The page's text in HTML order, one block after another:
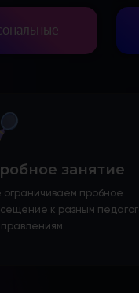
занятие
ограничиваем пробное
к разным